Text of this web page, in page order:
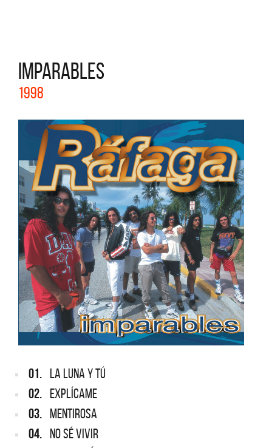
IMPARABLES
1998
01. LA LUNA Y TÚ
02. EXPLÍCAME
03. MENTIROSA
04. NO SÉ VIVIR